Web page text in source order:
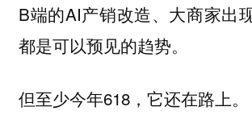
B端的AI产销改造、大商家出
都是可以预见的趋势。
但至少今年618，它还在路上。